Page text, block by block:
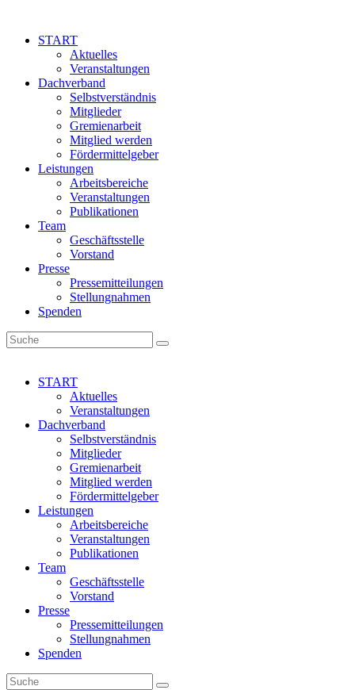
START
Aktuelles
Veranstaltungen
Dachverband
Selbstverständnis
Mitglieder
Gremienarbeit
Mitglied werden
Fördermittelgeber
Leistungen
Arbeitsbereiche
Veranstaltungen
Publikationen
Team
Geschäftsstelle
Vorstand
Presse
Pressemitteilungen
Stellungnahmen
Spenden
START
Aktuelles
Veranstaltungen
Dachverband
Selbstverständnis
Mitglieder
Gremienarbeit
Mitglied werden
Fördermittelgeber
Leistungen
Arbeitsbereiche
Veranstaltungen
Publikationen
Team
Geschäftsstelle
Vorstand
Presse
Pressemitteilungen
Stellungnahmen
Spenden